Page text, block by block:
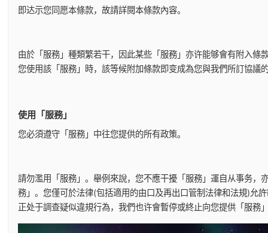
即达示您同愿本條款，故請詳閱本條款內容。
由於「服務」種類繁若干，因此某些「服務」亦许能够會有附入
您使用該「服務」時，該等候附加條款即变成為您與我們所訂協議
使用「服務」
您必須遵守「服務」中往您提供的所有政策。
請勿濫用「服務」。舉例來說，您不應干擾「服務」運自从事务
務」。您僅可於法律(包括適用的由口及再出口管制法律和法規)允
正处于調查疑似違規行為，我們也许會暫停或終止向您提供「服務